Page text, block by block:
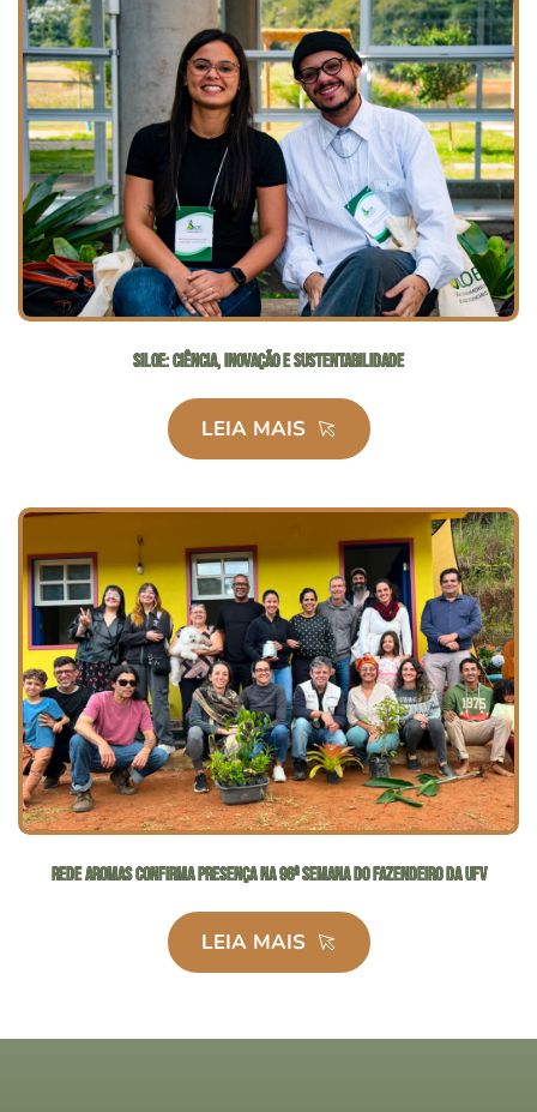
SILOE: Ciência, inovação e sustentabilidade
LEIA MAIS
Rede Aromas confirma presença na 96ª Semana do Fazendeiro da UFV
LEIA MAIS